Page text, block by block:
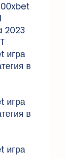
2023
игра
в
игра
в
игра